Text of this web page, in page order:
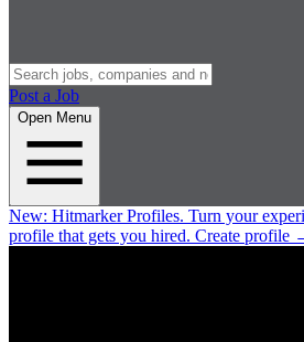
Post a Job
Open Menu
New: Hitmarker Profiles. Turn your
profile that gets you hired. Create profile